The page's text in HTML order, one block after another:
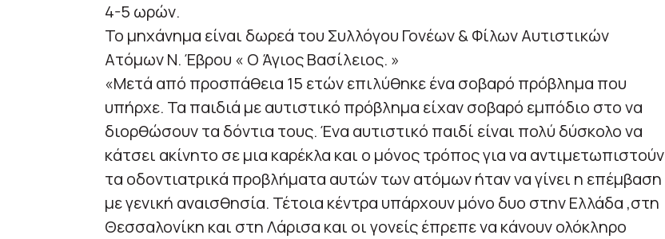
4-5 ωρών.
Το μηχάνημα είναι δωρεά του Συλλόγου Γονέων & Φίλων Αυτιστικών
Ατόμων Ν. Έβρου « Ο Άγιος Βασίλειος. »
«Μετά από προσπάθεια 15 ετών επιλύθηκε ένα σοβαρό πρόβλημα που
υπήρχε. Τα παιδιά με αυτιστικό πρόβλημα είχαν σοβαρό εμπόδιο στο να
διορθώσουν τα δόντια τους. Ένα αυτιστικό παιδί είναι πολύ δύσκολο να
κάτσει ακίνητο σε μια καρέκλα και ο μόνος τρόπος για να αντιμετωπιστούν
τα οδοντιατρικά προβλήματα αυτών των ατόμων ήταν να γίνει η επέμβαση
με γενική αναισθησία. Τέτοια κέντρα υπάρχουν μόνο δυο στην Ελλάδα ,στη
Θεσσαλονίκη και στη Λάρισα και οι γονείς έπρεπε να κάνουν ολόκληρο